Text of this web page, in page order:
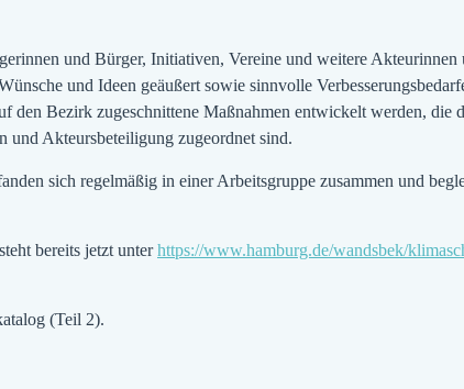
und Bürger, Initiativen, Vereine und weitere
und Ideen geäußert sowie sinnvolle
Bezirk zugeschnittene Maßnahmen entwickelt werden, die
Akteursbeteiligung zugeordnet sind.
sich regelmäßig in einer Arbeitsgruppe zusammen und
bereits jetzt unterhttps://www.hamburg.de/wandsbek/
(Teil 2).